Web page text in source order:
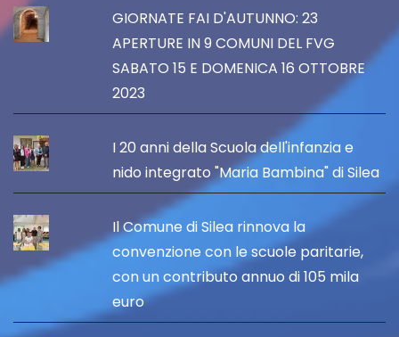
GIORNATE FAI D'AUTUNNO: 23
APERTURE IN 9 COMUNI DEL FVG
SABATO 15 E DOMENICA 16 OTTOBRE
2023
I 20 anni della Scuola dell'infanzia e
nido integrato "Maria Bambina" di Silea
Il Comune di Silea rinnova la
convenzione con le scuole paritarie,
con un contributo annuo di 105 mila
euro